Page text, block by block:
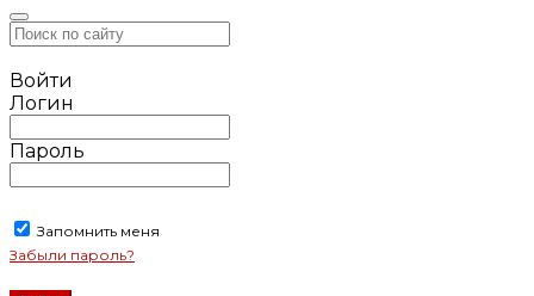
Войти
Логин
Пароль
Запомнить меня
Забыли пароль?